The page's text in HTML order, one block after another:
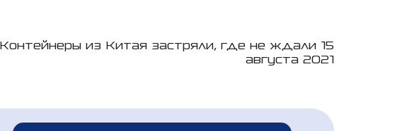
Контейнеры из Китая застряли, где не ждали 15
августа 2021